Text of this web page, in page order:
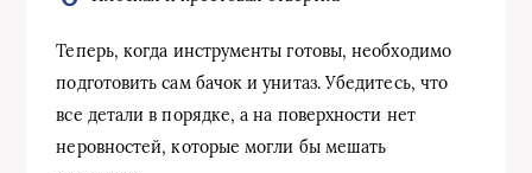
Теперь, когда инструменты готовы, необходимо
подготовить сам бачок и унитаз. Убедитесь, что
все детали в порядке, а на поверхности нет
неровностей, которые могли бы мешать